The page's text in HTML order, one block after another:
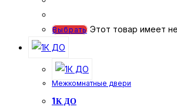
Выбрать Этот товар имеет
Межкомнатные двери
1К ДО